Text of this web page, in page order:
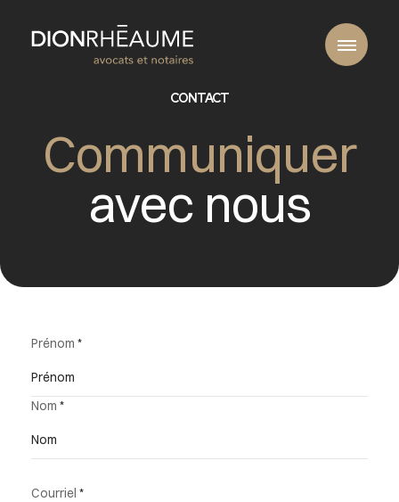
CONTACT
Communiquer
avec nous
Prénom
Nom
Courriel